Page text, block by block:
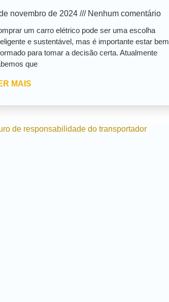
novembro de 2024
Nenhum comentário
um carro elétrico pode ser uma escolha
e sustentável, mas é importante estar bem
para tomar a decisão certa. Atualmente
que
MAIS